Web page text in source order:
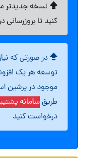
نسخه جدیدتر
کنید تا بروزرسانی
در صورتی که
توسعه هر یک
موجود در پرشین
طریقسامانه
درخواست کنید